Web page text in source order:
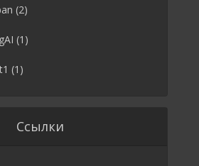
(2)
(1)
(1)
Ссылки